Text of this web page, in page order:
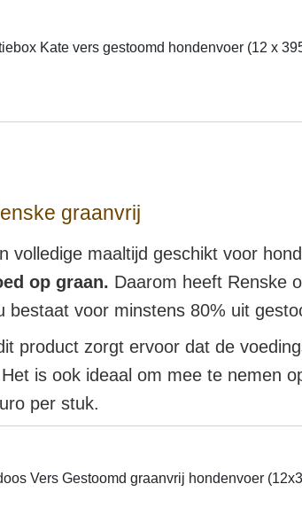
Kate vers gestoomd hondenvoer (12 x
graanvrij
volledige maaltijd geschikt voor
op graan. Daarom heeft Renske
voor minstens 80% uit
product zorgt ervoor dat de
is ook ideaal om mee te nemen
per stuk.
Vers Gestoomd graanvrij hondenvoer